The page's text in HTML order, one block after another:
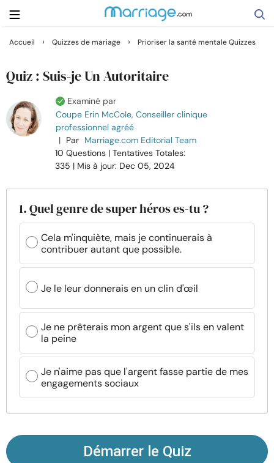
Se marier
Relations
Aide
Cours
Ressources
Communauté
Trouver un thérapeute
Langue
À propos de nous Contact Écrivez pour nous
Publicité avec
Accueil › Quizzes de mariage › Prioriser la santé mentale Quizzes
Quiz : Suis-je Un Autoritaire
Examiné par
Coupe Erin McCole, Conseiller clinique
professionnel agréé
| Par Marriage.com Editorial Team
10 Questions | Tentatives Totales:
335 | Mis à jour: Dec 05, 2024
1. Quel genre de super héros es-tu ?
Cela m'inquiète, mais je continuerais à
contribuer autant que possible.
Je le leur donnerais en un clin d'œil
Je ne prêterais mon argent que s'ils en valent
la peine
Je n'aime pas que l'argent fasse partie de mes
engagements sociaux
Démarrer le Quiz